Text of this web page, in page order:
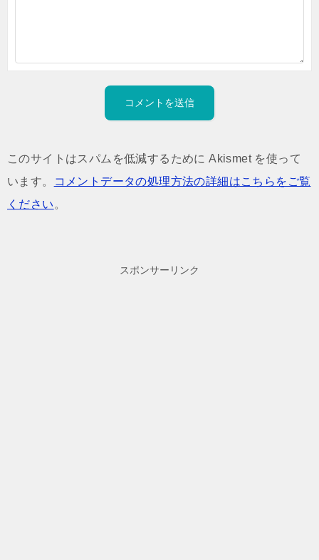
このサイトはスパムを低減するために Akismet を使って
います。
コメントデータの処理方法の詳細はこちらをご覧
ください 。
スポンサーリンク